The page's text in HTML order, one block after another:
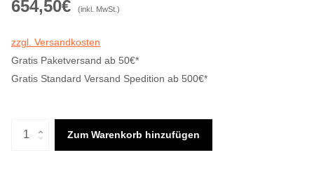
654,50€ (inkl. MwSt.)
zzgl. Versandkosten
Gratis Paketversand ab 50€*
Gratis Standard Versand Spedition ab 500€*
Zum Warenkorb hinzufügen